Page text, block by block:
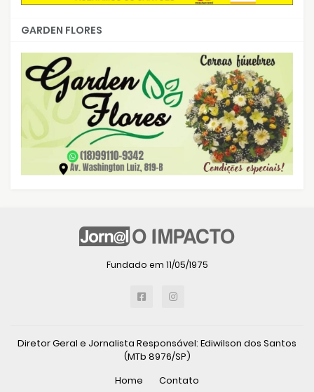
GARDEN FLORES
Fundado em 11/05/1975
Diretor Geral e Jornalista Responsável: Ediwilson dos Santos
(MTb 8976/SP)
Home
Contato